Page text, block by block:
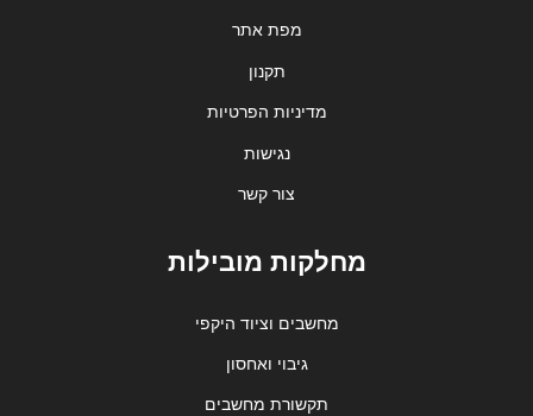
מפת אתר
תקנון
מדיניות הפרטיות
נגישות
צור קשר
מחלקות מובילות
מחשבים וציוד היקפי
גיבוי ואחסון
תקשורת מחשבים